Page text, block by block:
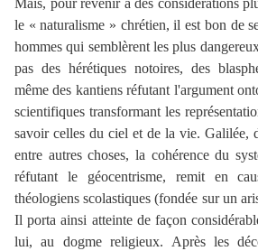
Mais, pour revenir à des considérations
le « naturalisme » chrétien, il est bon de
hommes qui semblèrent les plus
pas des hérétiques notoires, des
même des kantiens réfutant l'argument
scientifiques transformant les
savoir celles du ciel et de la vie. Galilée,
entre autres choses, la cohérence du
réfutant le géocentrisme, remit en
théologiens scolastiques (fondée sur un
Il porta ainsi atteinte de façon
lui, au dogme religieux. Après les